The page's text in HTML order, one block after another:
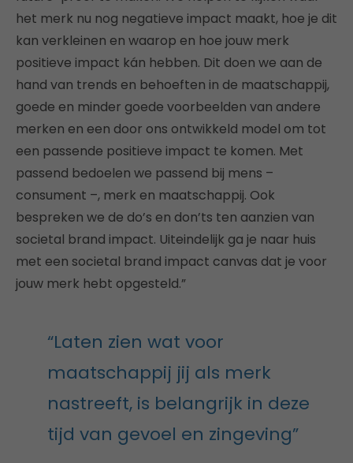
het merk nu nog negatieve impact maakt, hoe je dit
kan verkleinen en waarop en hoe jouw merk
positieve impact kán hebben. Dit doen we aan de
hand van trends en behoeften in de maatschappij,
goede en minder goede voorbeelden van andere
merken en een door ons ontwikkeld model om tot
een passende positieve impact te komen. Met
passend bedoelen we passend bij mens –
consument –, merk en maatschappij. Ook
bespreken we de do’s en don’ts ten aanzien van
societal brand impact. Uiteindelijk ga je naar huis
met een societal brand impact canvas dat je voor
jouw merk hebt opgesteld.”
“Laten zien wat voor
maatschappij jij als merk
nastreeft, is belangrijk in deze
tijd van gevoel en zingeving”